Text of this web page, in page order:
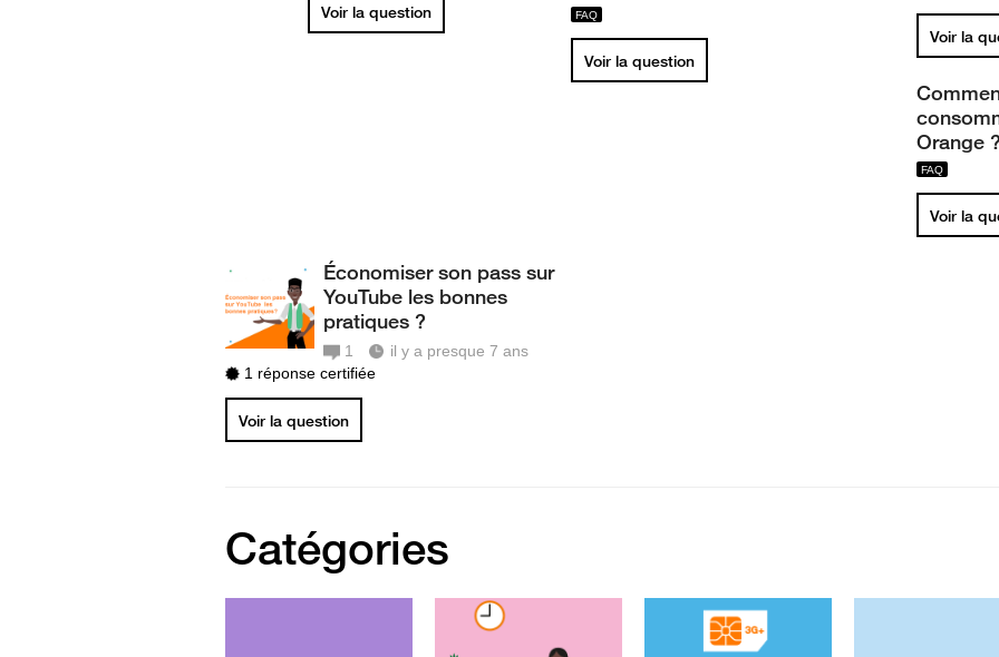
Voir la question
Voir la question
Voir la
Orange ?
Voir la
Économiser son pass sur
YouTube les bonnes
pratiques ?
1
il y a presque 7 ans
1 réponse certifiée
Voir la question
Catégories